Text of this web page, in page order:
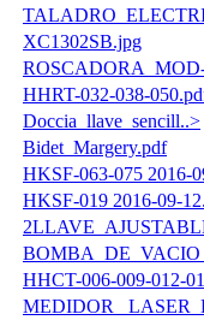
XC1302SB.jpg
HHRT-032-038-
Doccia_llave_sencill..>
Bidet_Margery.pdf
HKSF-063-075 2016-
HKSF-019 2016-09-
HHCT-006-009-012-
MEDIDOR